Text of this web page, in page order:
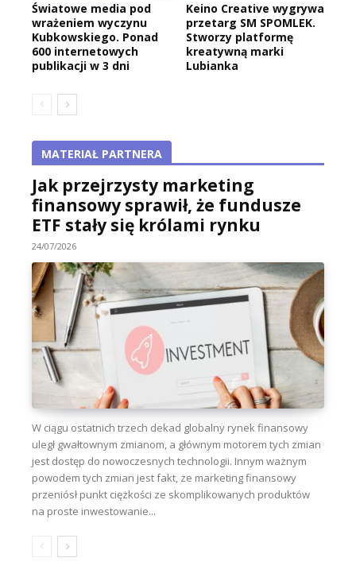
Światowe media pod
wrażeniem wyczynu
Kubkowskiego. Ponad
600 internetowych
publikacji w 3 dni
Keino Creative wygrywa
przetarg SM SPOMLEK.
Stworzy platformę
kreatywną marki
Lubianka
MATERIAŁ PARTNERA
Jak przejrzysty marketing
finansowy sprawił, że fundusze
ETF stały się królami rynku
24/07/2026
W ciągu ostatnich trzech dekad globalny rynek finansowy
uległ gwałtownym zmianom, a głównym motorem tych zmian
jest dostęp do nowoczesnych technologii. Innym ważnym
powodem tych zmian jest fakt, że marketing finansowy
przeniósł punkt ciężkości ze skomplikowanych produktów
na proste inwestowanie...